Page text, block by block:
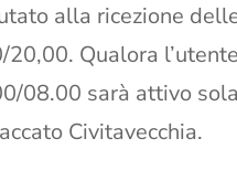
alla ricezione
20,00. Qualora
08.00 sarà attivo
Civitavecchia.